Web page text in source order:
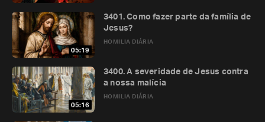
05:19
HOMILIA DIÁRIA
3401. Como fazer parte da família de
Jesus?
05:16
HOMILIA DIÁRIA
3400. A severidade de Jesus contra
a nossa malícia